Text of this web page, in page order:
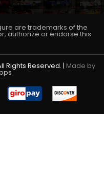
are trademarks of the
authorize or endorse this
Rights Reserved. | Made by